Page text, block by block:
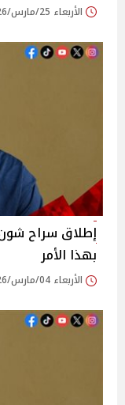
الأربعاء 25/مارس/2026 - 03:27 م
إطلاق سراح
بهذا الأمر
الأربعاء 04/مارس/2026 - 08:04 م